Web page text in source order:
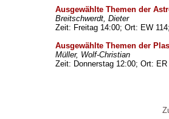
Ausgewählte Themen der
Breitschwerdt, Dieter
Zeit: Freitag 14:00; Ort: EW
Ausgewählte Themen der
Müller, Wolf-Christian
Zeit: Donnerstag 12:00; Ort: